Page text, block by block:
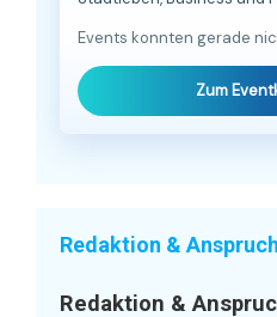
Events konnten gerade
Zum
Redaktion & Anspruch
Redaktion &